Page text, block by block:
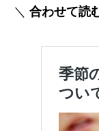
＼ 合わせて読